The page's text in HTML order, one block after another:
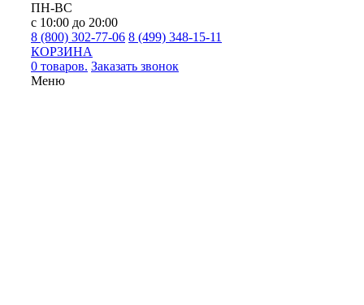
ПН-ВС
с 10:00 до 20:00
8 (800) 302-77-06 8 (499) 348-15-11
КОРЗИНА
0 товаров. Заказать звонок
Меню